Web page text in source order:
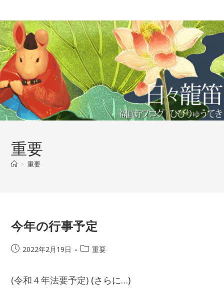
ン
テ
ン
ツ
へ
ス
キ
ッ
プ
重要
> 重要
今年の行事予定
投
開
2022年2月19日
投
テ
重要
(令和４年法要予定) (さらに…)